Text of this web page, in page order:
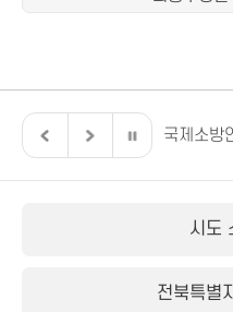
스 119안전교육 국제소방
시도
전북특별